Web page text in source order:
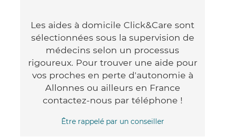
Les aides à domicile Click&Care sont
sélectionnées sous la supervision de
médecins selon un processus
rigoureux. Pour trouver une aide pour
vos proches en perte d'autonomie à
Allonnes ou ailleurs en France
contactez-nous par téléphone !
Être rappelé par un conseiller